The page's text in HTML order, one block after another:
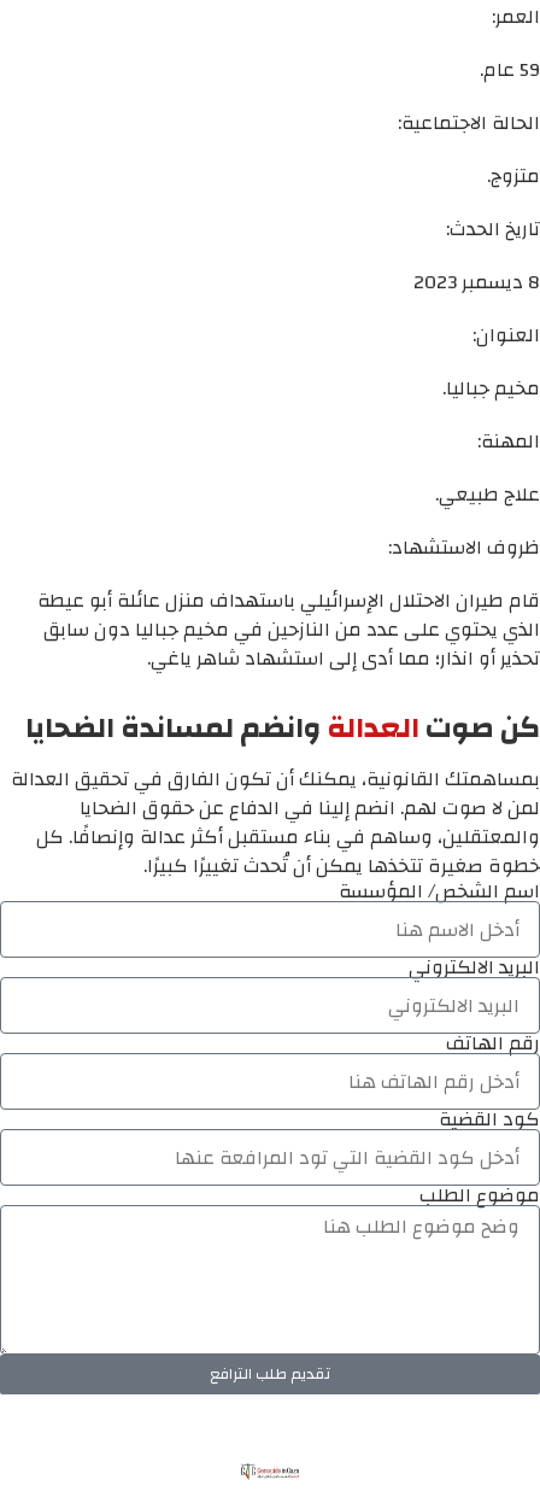
العمر:
59 عام.
الحالة الاجتماعية:
متزوج.
تاريخ الحدث:
8 ديسمبر 2023
العنوان:
مخيم جباليا.
المهنة:
علاج طبيعي.
ظروف الاستشهاد:
قام طيران الاحتلال الإسرائيلي باستهداف منزل عائلة أبو عيطة
الذي يحتوي على عدد من النازحين في مخيم جباليا دون سابق
تحذير أو انذار؛ مما أدى إلى استشهاد شاهر ياغي.
كن صوتالعدالةوانضم لمساندة الضحايا
بمساهمتك القانونية، يمكنك أن تكون الفارق في تحقيق العدالة
لمن لا صوت لهم. انضم إلينا في الدفاع عن حقوق الضحايا
والمعتقلين، وساهم في بناء مستقبل أكثر عدالة وإنصافًا. كل
خطوة صغيرة تتخذها يمكن أن تُحدث تغييرًا كبيرًا.
اسم الشخص/ المؤسسة
البريد الالكتروني
رقم الهاتف
كود القضية
موضوع الطلب
تقديم طلب الترافع